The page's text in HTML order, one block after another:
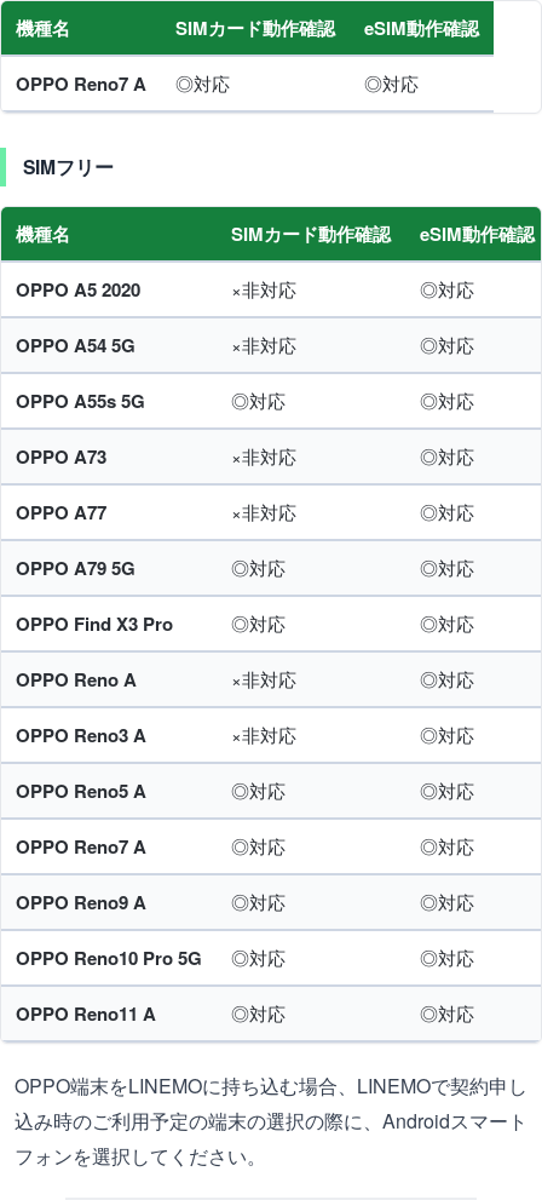
機種名 SIMカード動作確認 eSIM動作確認
OPPO Reno7 A ◎対応 ◎対応
SIMフリー
機種名 SIMカード動作確認 eSIM動作確認
OPPO A5 2020 ×非対応 ◎対応
OPPO A54 5G ×非対応 ◎対応
OPPO A55s 5G ◎対応 ◎対応
OPPO A73 ×非対応 ◎対応
OPPO A77 ×非対応 ◎対応
OPPO A79 5G ◎対応 ◎対応
OPPO Find X3 Pro ◎対応 ◎対応
OPPO Reno A ×非対応 ◎対応
OPPO Reno3 A ×非対応 ◎対応
OPPO Reno5 A ◎対応 ◎対応
OPPO Reno7 A ◎対応 ◎対応
OPPO Reno9 A ◎対応 ◎対応
OPPO Reno10 Pro 5G ◎対応 ◎対応
OPPO Reno11 A ◎対応 ◎対応
OPPO端末をLINEMOに持ち込む場合、LINEMOで契約申し
込み時のご利用予定の端末の選択の際に、Androidスマート
フォンを選択してください。